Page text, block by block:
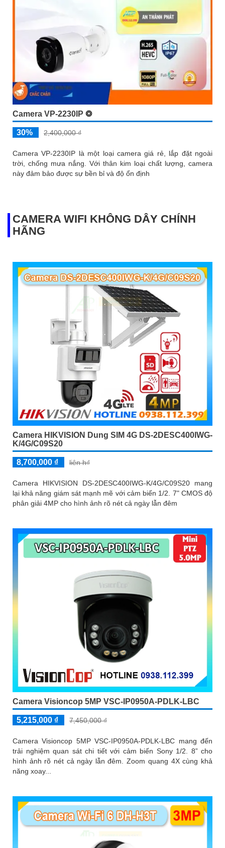
Camera VP-2230IP ❂
30% 2,400,000 ₫
Camera VP-2230IP là một loại camera giá rẻ, lắp đặt ngoài
trời, chống mưa nắng. Với thân kim loại chất lượng, camera
này đảm bảo được sự bền bỉ và độ ổn định
CAMERA WIFI KHÔNG DÂY CHÍNH
HÃNG
Camera HIKVISION Dung SIM 4G DS-2DESC400IWG-
K/4G/C09S20
8,700,000 ₫ liên h₫
Camera HIKVISION DS-2DESC400IWG-K/4G/C09S20 mang
lại khả năng giám sát mạnh mẽ với cảm biến 1/2. 7" CMOS độ
phân giải 4MP cho hình ảnh rõ nét cả ngày lẫn đêm
Camera Visioncop 5MP VSC-IP0950A-PDLK-LBC
5,215,000 ₫ 7,450,000 ₫
Camera Visioncop 5MP VSC-IP0950A-PDLK-LBC mang đến
trải nghiệm quan sát chi tiết với cảm biến Sony 1/2. 8” cho
hình ảnh rõ nét cả ngày lẫn đêm. Zoom quang 4X cùng khả
năng xoay...